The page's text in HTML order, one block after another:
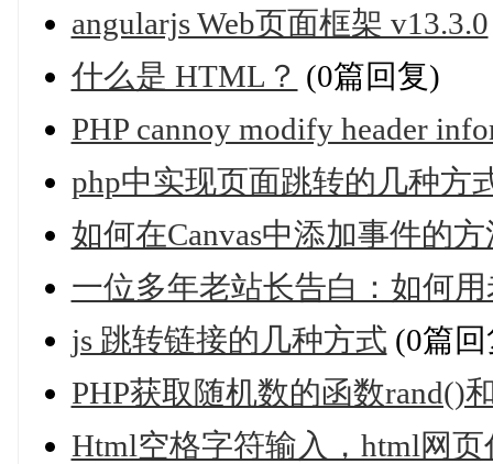
angularjs Web页面框架 v13.3.0
什么是 HTML？ (0篇回复)
PHP cannoy modify header
php中实现页面跳转的几种方
如何在Canvas中添加事件的
一位多年老站长告白：如何
js 跳转链接的几种方式 (0篇
PHP获取随机数的函数rand()
Html空格字符输入，html网